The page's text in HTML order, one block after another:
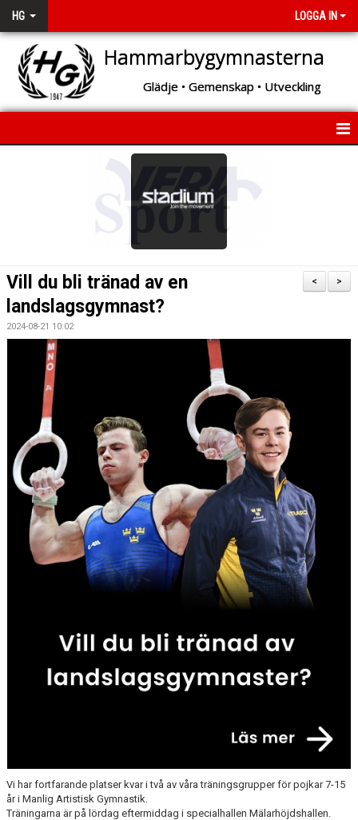
HG LOGGA IN
Hammarbygymnasterna
Glädje • Gemenskap • Utveckling
GYMNASTIKSKOLAN
ARRANGEMANG
DOKUMENT
VISSELBLÅSAREN
>
<
Vill du bli tränad av en
landslagsgymnast?
2024-08-21 10:02
Vi har fortfarande platser kvar i två av våra träningsgrupper för pojkar 7-15
år i Manlig Artistisk Gymnastik.
Träningarna är på lördag eftermiddag i specialhallen Mälarhöjdshallen.